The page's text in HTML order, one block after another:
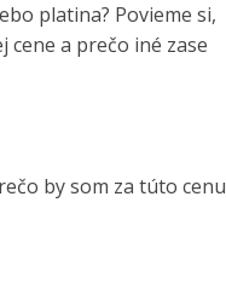
platina? Povieme si,
a prečo iné zase
by som za túto cenu